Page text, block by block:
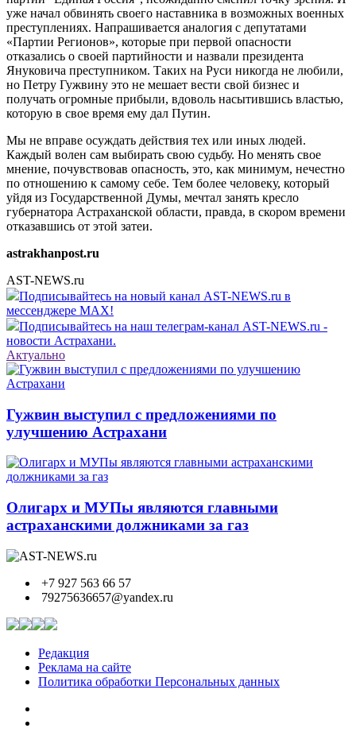
уже начал обвинять своего наставника в возможных военных
преступлениях. Напрашивается аналогия с депутатами
«Партии Регионов», которые при первой опасности
отказались о своей партийности и назвали президента
Януковича преступником. Таких на Руси никогда не любили,
но Петру Гужвину это не мешает вести свой бизнес и
получать огромные прибыли, вдоволь насытившись властью,
которую в свое время ему дал Путин.
Мы не вправе осуждать действия тех или иных людей.
Каждый волен сам выбирать свою судьбу. Но менять свое
мнение, почувствовав опасность, это, как минимум, нечестно
по отношению к самому себе. Тем более человеку, который
уйдя из Государственной Думы, мечтал занять кресло
губернатора Астраханской области, правда, в скором времени
отказавшись от этой затеи.
astrakhanpost.ru
AST-NEWS.ru
Подписывайтесь на новый канал AST-NEWS.ru в
мессенджере MAX!
Подписывайтесь на наш телеграм-канал AST-NEWS.ru -
новости Астрахани.
Актуально
Гужвин выступил с предложениями по
улучшению Астрахани
Олигарх и МУПы являются главными
астраханскими должниками за газ
+7 927 563 66 57
79275636657@yandex.ru
Редакция
Реклама на сайте
Политика обработки Персональных данных